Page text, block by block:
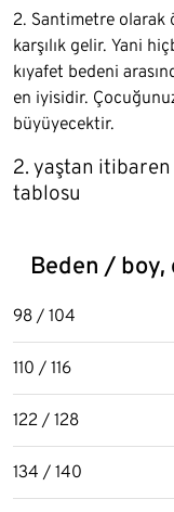
2. Santimetre olarak
karşılık gelir. Yani
kıyafet bedeni
en iyisidir.
büyüyecektir.
2. yaştan
tablosu
Beden / boy,
98 / 104
110 / 116
122 / 128
134 / 140